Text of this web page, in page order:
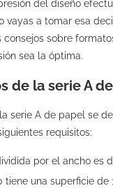
del diseño
vayas a tomar esa
consejos sobre
sea la óptima.
de la serie A
serie A de papel se
requisitos:
por el ancho es
tiene una superficie de